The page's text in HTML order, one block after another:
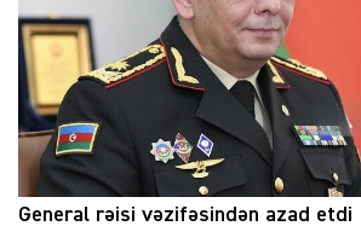
General rəisi vəzifəsindən azad etdi